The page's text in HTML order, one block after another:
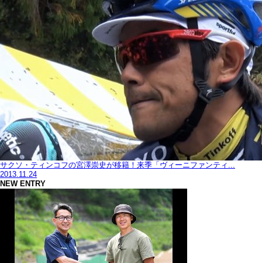
サクソ・ティンコフの宮澤崇史が移籍！来季「ヴィーニファンティ...
2013.11.24
NEW ENTRY